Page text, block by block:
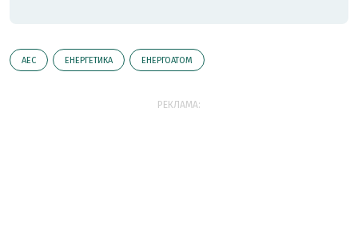
АЕС ЕНЕРГЕТИКА ЕНЕРГОАТОМ
РЕКЛАМА: